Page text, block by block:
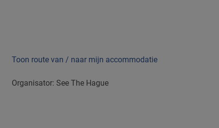
Toon route van / naar mijn accommodatie
Organisator: See The Hague